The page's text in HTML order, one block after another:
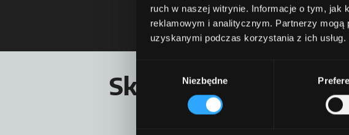
ruch w naszej witrynie. Informacje o tym, jak
reklamowym i analitycznym. Partnerzy mogą
uzyskanymi podczas korzystania z ich usług.
zgody
Niezbędne
Skontaktuj się z